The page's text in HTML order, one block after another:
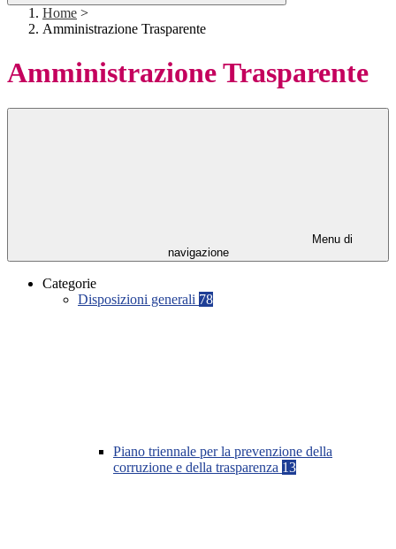
Home >
Amministrazione Trasparente
Amministrazione Trasparente
Menu di
navigazione
Categorie
Disposizioni generali 78
Piano triennale per la prevenzione della
corruzione e della trasparenza 13